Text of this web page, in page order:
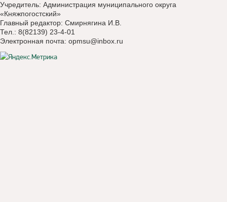
Учредитель: Администрация муниципального округа
«Княжпогостский»
Главный редактор: Смирнягина И.В.
Тел.: 8(82139) 23-4-01
Электронная почта: opmsu@inbox.ru